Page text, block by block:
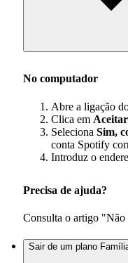
No computador
Abre a ligação
Clica em
Seleciona Sim,
conta Spotify
Introduz o
Precisa de ajuda?
Consulta o artigo
Sair de um plano